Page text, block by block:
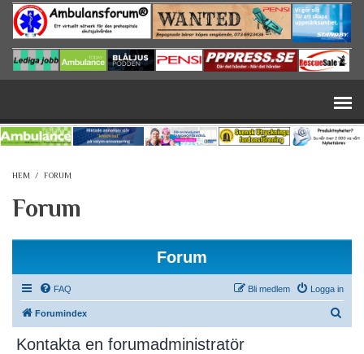
Hoppa till huvudinnehåll
HEM / FORUM
Forum